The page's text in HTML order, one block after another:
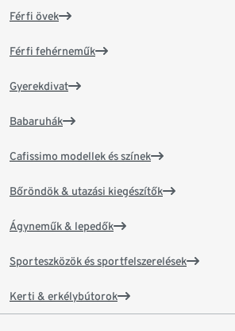
Férfi övek
Férfi fehérneműk
Gyerekdivat
Babaruhák
Cafissimo modellek és színek
Bőröndök & utazási kiegészítők
Ágyneműk & lepedők
Sporteszközök és sportfelszerelések
Kerti & erkélybútorok